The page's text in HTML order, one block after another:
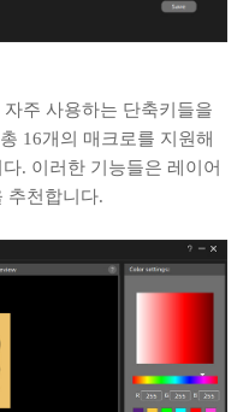
주 사용하는 단축키들을
16개의 매크로를 지원해
. 이러한 기능들은 레이어
추천합니다.